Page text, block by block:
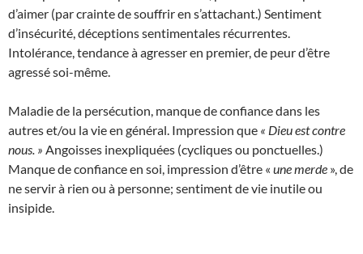
d’aimer (par crainte de souffrir en s’attachant.) Sentiment
d’insécurité, déceptions sentimentales récurrentes.
Intolérance, tendance à agresser en premier, de peur d’être
agressé soi-même.
Maladie de la persécution, manque de confiance dans les
autres et/ou la vie en général. Impression que « Dieu est contre
nous. » Angoisses inexpliquées (cycliques ou ponctuelles.)
Manque de confiance en soi, impression d’être « une merde », de
ne servir à rien ou à personne; sentiment de vie inutile ou
insipide.